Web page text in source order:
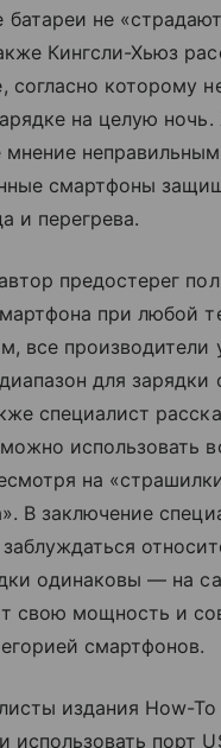
батареи не
Кингсли-Хьюз
согласно которому
на целую
мнение
смартфоны
и перегрева.
предостерег
при любой
все производители
для зарядки
специалист
использовать
на
В заключение
одинаковы — на
свою мощность и
смартфонов.
издания How-To
использовать порт